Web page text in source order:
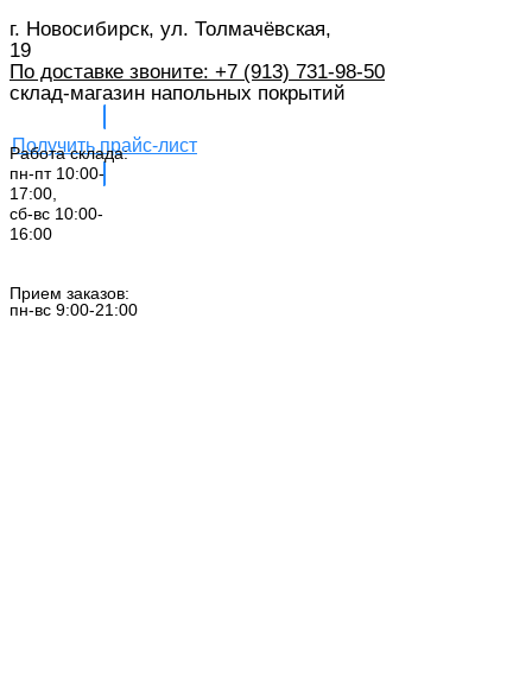
г. Новосибирск, ул. Толмачёвская,
19
По доставке звоните: +7 (913) 731-98-50‬
склад-магазин напольных покрытий
Получить прайс-лист
Работа склада:
пн-пт 10:00-
17:00,
сб-вс 10:00-
16:00
Прием заказов:
пн-вс 9:00-21:00